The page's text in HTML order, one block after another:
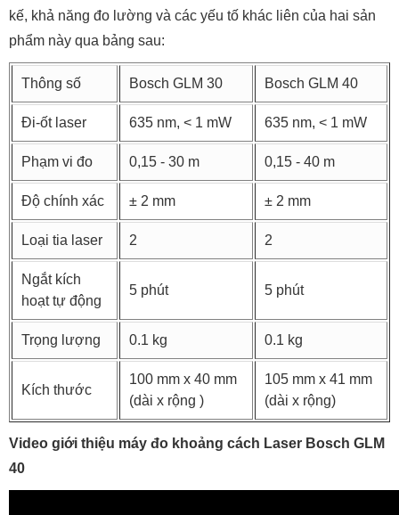
kế, khả năng đo lường và các yếu tố khác liên của hai sản
phẩm này qua bảng sau:
Thông số Bosch GLM 30 Bosch GLM 40
Đi-ốt laser 635 nm, < 1 mW 635 nm, < 1 mW
Phạm vi đo 0,15 - 30 m 0,15 - 40 m
Độ chính xác ± 2 mm ± 2 mm
Loại tia laser 2 2
Ngắt kích
hoạt tự động
5 phút 5 phút
Trọng lượng 0.1 kg 0.1 kg
Kích thước
100 mm x 40 mm
(dài x rộng )
105 mm x 41 mm
(dài x rộng)
Video giới thiệu máy đo khoảng cách Laser Bosch GLM
40